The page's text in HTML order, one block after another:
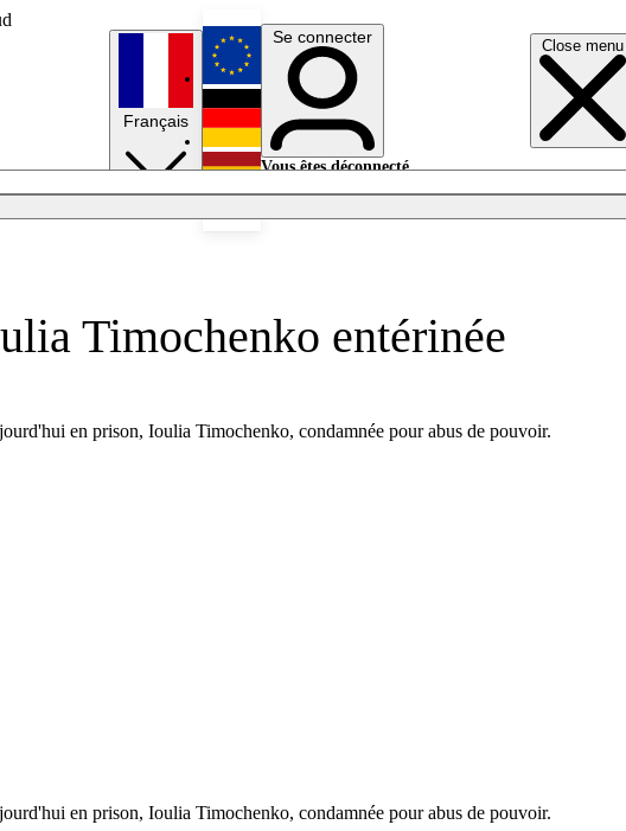
Close menu
Français
English
Deutsch
Se connecter
Vous êtes déconnecté.
Timochenko entérinée
en prison, Ioulia Timochenko, condamnée pour abus de pouvoir.
en prison, Ioulia Timochenko, condamnée pour abus de pouvoir.